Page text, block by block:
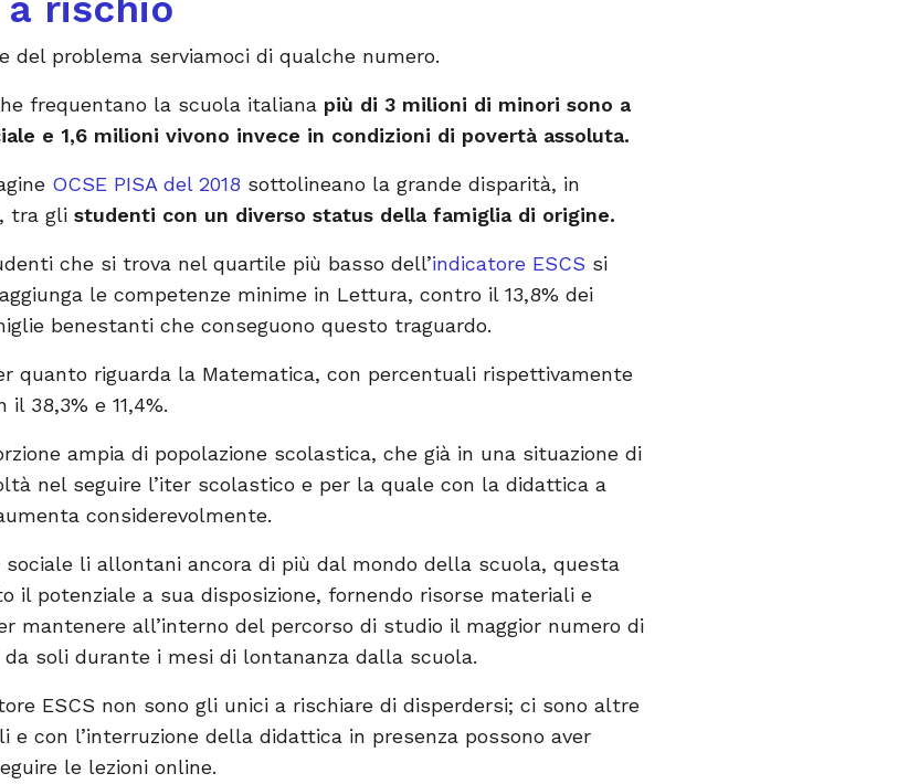
del problema serviamoci di qualche numero.
frequentano la scuola italiana più di 3 milioni di minori sono a
e 1,6 milioni vivono invece in condizioni di povertà assoluta.
OCSE PISA del 2018 sottolineano la grande disparità, in
tra gli studenti con un diverso status della famiglia di origine.
che si trova nel quartile più basso dell’indicatore ESCS si
le competenze minime in Lettura, contro il 13,8% dei
benestanti che conseguono questo traguardo.
quanto riguarda la Matematica, con percentuali rispettivamente
il 38,3% e 11,4%.
ampia di popolazione scolastica, che già in una situazione di
nel seguire l’iter scolastico e per la quale con la didattica a
considerevolmente.
li allontani ancora di più dal mondo della scuola, questa
il potenziale a sua disposizione, fornendo risorse materiali e
mantenere all’interno del percorso di studio il maggior numero di
soli durante i mesi di lontananza dalla scuola.
ESCS non sono gli unici a rischiare di disperdersi; ci sono altre
e con l’interruzione della didattica in presenza possono aver
le lezioni online.